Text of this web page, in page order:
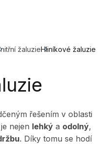
žaluzieHliníkové žaluzie
řešením v oblasti
nejen lehký a odolný,
. Díky tomu se hodí